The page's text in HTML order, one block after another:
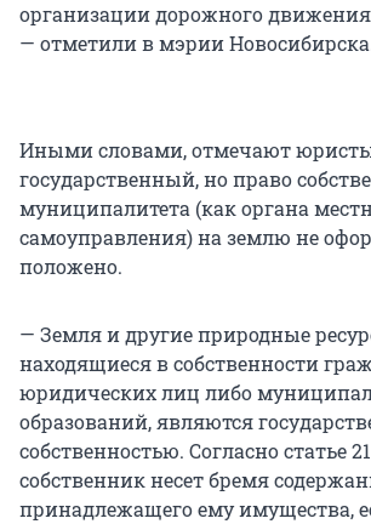
организации дорожного
— отметили в мэрии
Иными словами, отмечают
государственный, но право
муниципалитета (как органа
самоуправления) на землю не
положено.
— Земля и другие природные
находящиеся в собственности
юридических лиц либо
образований, являются
собственностью. Согласно статье
собственник несет бремя
принадлежащего ему имущества,